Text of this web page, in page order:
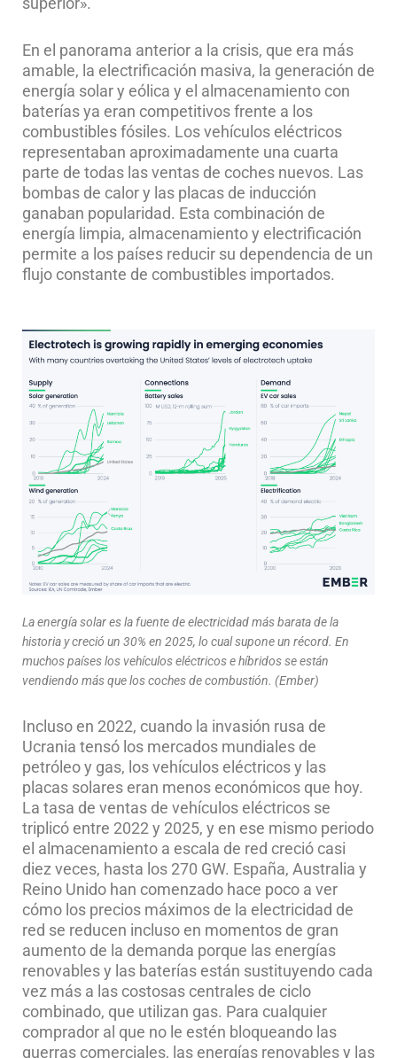
En el panorama anterior a la crisis, que era más
amable, la electrificación masiva, la generación de
energía solar y eólica y el almacenamiento con
baterías ya eran competitivos frente a los
combustibles fósiles. Los vehículos eléctricos
representaban aproximadamente una cuarta
parte de todas las ventas de coches nuevos. Las
bombas de calor y las placas de inducción
ganaban popularidad. Esta combinación de
energía limpia, almacenamiento y electrificación
permite a los países reducir su dependencia de un
flujo constante de combustibles importados.
La energía solar es la fuente de electricidad más barata de la
historia y creció un 30% en 2025, lo cual supone un récord. En
muchos países los vehículos eléctricos e híbridos se están
vendiendo más que los coches de combustión. (Ember)
Incluso en 2022, cuando la invasión rusa de
Ucrania tensó los mercados mundiales de
petróleo y gas, los vehículos eléctricos y las
placas solares eran menos económicos que hoy.
La tasa de ventas de vehículos eléctricos se
triplicó entre 2022 y 2025, y en ese mismo periodo
el almacenamiento a escala de red creció casi
diez veces, hasta los 270 GW. España, Australia y
Reino Unido han comenzado hace poco a ver
cómo los precios máximos de la electricidad de
red se reducen incluso en momentos de gran
aumento de la demanda porque las energías
renovables y las baterías están sustituyendo cada
vez más a las costosas centrales de ciclo
combinado, que utilizan gas. Para cualquier
comprador al que no le estén bloqueando las
guerras comerciales, las energías renovables y las